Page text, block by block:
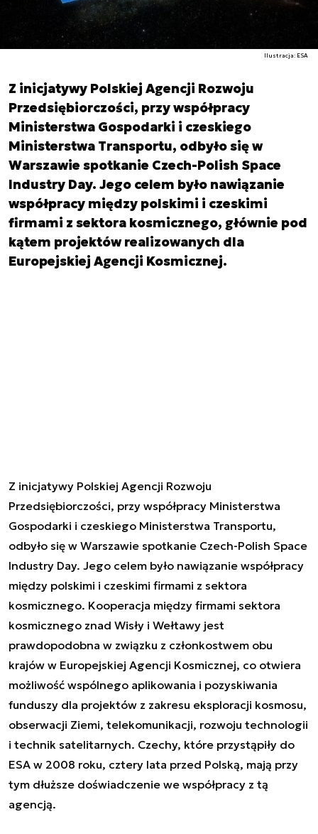
Ilustracja: ESA
Z inicjatywy Polskiej Agencji Rozwoju
Przedsiębiorczości, przy współpracy
Ministerstwa Gospodarki i czeskiego
Ministerstwa Transportu, odbyło się w
Warszawie spotkanie Czech-Polish Space
Industry Day. Jego celem było nawiązanie
współpracy między polskimi i czeskimi
firmami z sektora kosmicznego, głównie pod
kątem projektów realizowanych dla
Europejskiej Agencji Kosmicznej.
Z inicjatywy Polskiej Agencji Rozwoju
Przedsiębiorczości, przy współpracy Ministerstwa
Gospodarki i czeskiego Ministerstwa Transportu,
odbyło się w Warszawie spotkanie Czech-Polish Space
Industry Day. Jego celem było nawiązanie współpracy
między polskimi i czeskimi firmami z sektora
kosmicznego. Kooperacja między firmami sektora
kosmicznego znad Wisły i Wełtawy jest
prawdopodobna w związku z członkostwem obu
krajów w Europejskiej Agencji Kosmicznej, co otwiera
możliwość wspólnego aplikowania i pozyskiwania
funduszy dla projektów z zakresu eksploracji kosmosu,
obserwacji Ziemi, telekomunikacji, rozwoju technologii
i technik satelitarnych. Czechy, które przystąpiły do
ESA w 2008 roku, cztery lata przed Polską, mają przy
tym dłuższe doświadczenie we współpracy z tą
agencją.